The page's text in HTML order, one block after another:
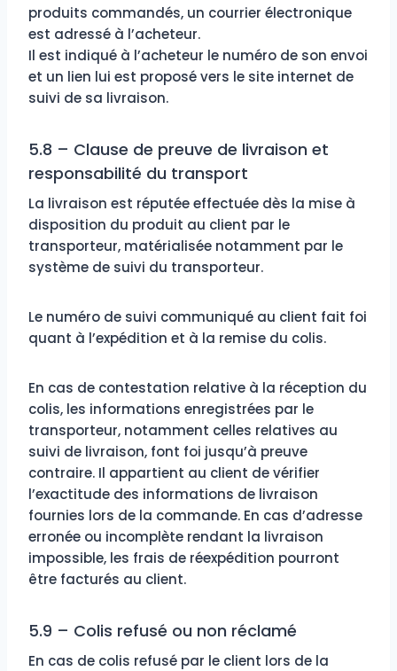
produits commandés, un courrier électronique
est adressé à l’acheteur.
Il est indiqué à l’acheteur le numéro de son envoi
et un lien lui est proposé vers le site internet de
suivi de sa livraison.
5.8 – Clause de preuve de livraison et
responsabilité du transport
La livraison est réputée effectuée dès la mise à
disposition du produit au client par le
transporteur, matérialisée notamment par le
système de suivi du transporteur.
Le numéro de suivi communiqué au client fait foi
quant à l’expédition et à la remise du colis.
En cas de contestation relative à la réception du
colis, les informations enregistrées par le
transporteur, notamment celles relatives au
suivi de livraison, font foi jusqu’à preuve
contraire. Il appartient au client de vérifier
l’exactitude des informations de livraison
fournies lors de la commande. En cas d’adresse
erronée ou incomplète rendant la livraison
impossible, les frais de réexpédition pourront
être facturés au client.
5.9 – Colis refusé ou non réclamé
En cas de colis refusé par le client lors de la